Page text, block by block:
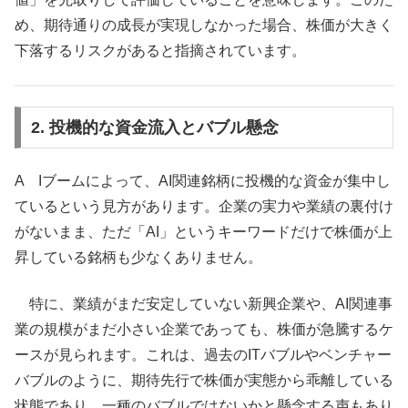
め、期待通りの成長が実現しなかった場合、株価が大きく
下落するリスクがあると指摘されています。
2. 投機的な資金流入とバブル懸念
A Iブームによって、AI関連銘柄に投機的な資金が集中し
ているという見方があります。企業の実力や業績の裏付け
がないまま、ただ「AI」というキーワードだけで株価が上
昇している銘柄も少なくありません。
特に、業績がまだ安定していない新興企業や、AI関連事
業の規模がまだ小さい企業であっても、株価が急騰するケ
ースが見られます。これは、過去のITバブルやベンチャー
バブルのように、期待先行で株価が実態から乖離している